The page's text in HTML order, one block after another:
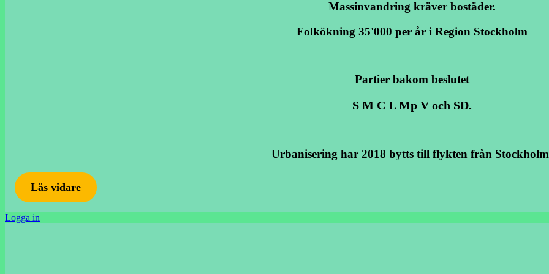
Massinvandring kräver bostäder.
Folkökning 35'000 per år i Region Stockholm
|
Partier bakom beslutet
S M C L Mp V och SD.
|
Urbanisering har 2018 bytts till flykten från
Läs vidare
Logga in